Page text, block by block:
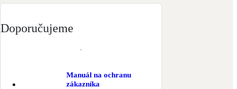
Vegetační střechy
Doporučujeme
Manuál na ochranu
zákazníka